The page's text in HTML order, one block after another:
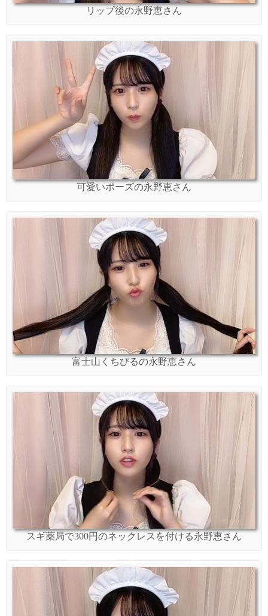
リップ後の永野恵さん
可愛いポーズの永野恵さん
富士山くちびるの永野恵さん
スギ薬局で300円のネックレスを付ける永野恵さん